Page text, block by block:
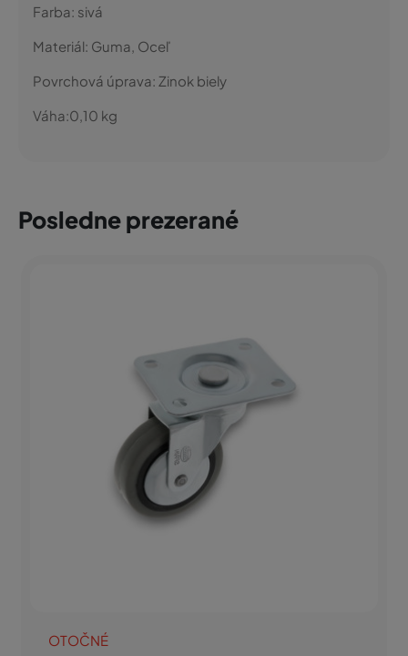
Farba: sivá
Materiál: Guma, Oceľ
Povrchová úprava: Zinok biely
Váha:0,10 kg
Posledne prezerané
OTOČNÉ